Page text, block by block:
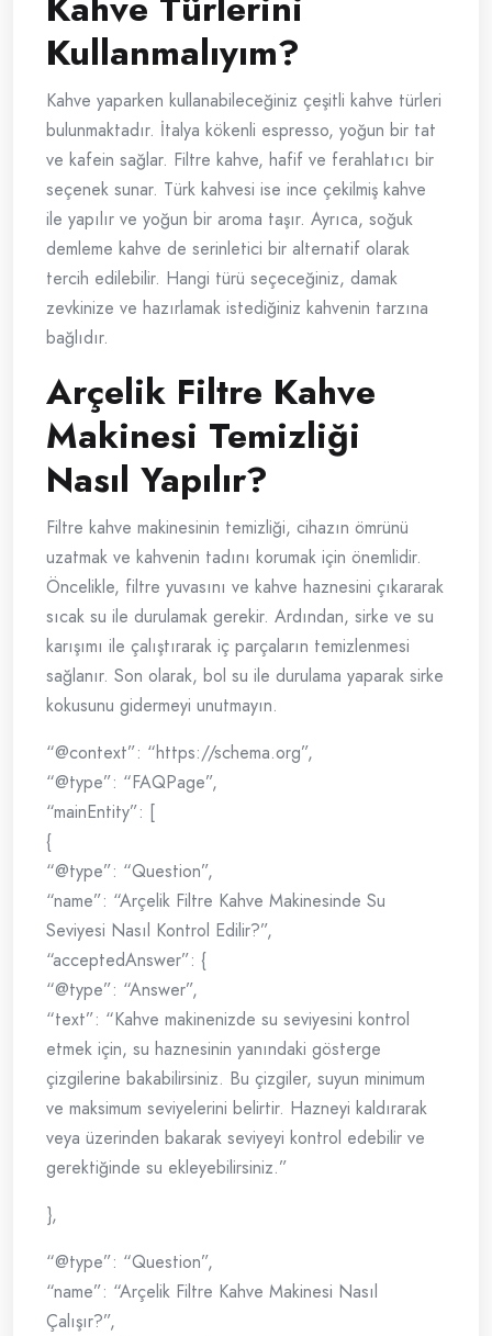
Kullanmalıyım?
Kahve yaparken kullanabileceğiniz çeşitli kahve türleri
bulunmaktadır. İtalya kökenli espresso, yoğun bir tat
ve kafein sağlar. Filtre kahve, hafif ve ferahlatıcı bir
seçenek sunar. Türk kahvesi ise ince çekilmiş kahve
ile yapılır ve yoğun bir aroma taşır. Ayrıca, soğuk
demleme kahve de serinletici bir alternatif olarak
tercih edilebilir. Hangi türü seçeceğiniz, damak
zevkinize ve hazırlamak istediğiniz kahvenin tarzına
bağlıdır.
Arçelik Filtre Kahve
Makinesi Temizliği
Nasıl Yapılır?
Filtre kahve makinesinin temizliği, cihazın ömrünü
uzatmak ve kahvenin tadını korumak için önemlidir.
Öncelikle, filtre yuvasını ve kahve haznesini çıkararak
sıcak su ile durulamak gerekir. Ardından, sirke ve su
karışımı ile çalıştırarak iç parçaların temizlenmesi
sağlanır. Son olarak, bol su ile durulama yaparak sirke
kokusunu gidermeyi unutmayın.
“@context”: “https://schema.org”,
“@type”: “FAQPage”,
“mainEntity”: [
{
“@type”: “Question”,
“name”: “Arçelik Filtre Kahve Makinesinde Su
Seviyesi Nasıl Kontrol Edilir?”,
“acceptedAnswer”: {
“@type”: “Answer”,
“text”: “Kahve makinenizde su seviyesini kontrol
etmek için, su haznesinin yanındaki gösterge
çizgilerine bakabilirsiniz. Bu çizgiler, suyun minimum
ve maksimum seviyelerini belirtir. Hazneyi kaldırarak
veya üzerinden bakarak seviyeyi kontrol edebilir ve
gerektiğinde su ekleyebilirsiniz.”
},
“@type”: “Question”,
“name”: “Arçelik Filtre Kahve Makinesi Nasıl
Çalışır?”,